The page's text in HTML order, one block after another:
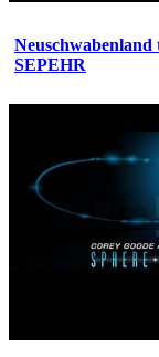
SEPEHR